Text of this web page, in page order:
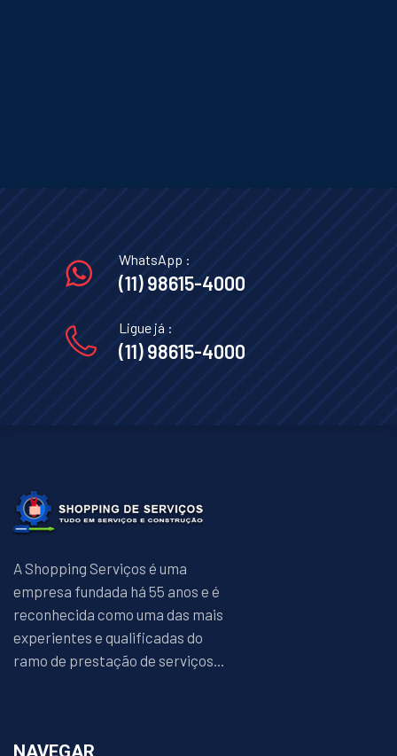
WhatsApp :
(11) 98615-4000
Ligue já :
(11) 98615-4000
A Shopping Serviços é uma
empresa fundada há 55 anos e é
reconhecida como uma das mais
experientes e qualificadas do
ramo de prestação de serviços...